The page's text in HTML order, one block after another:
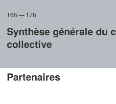
16h — 17h
Synthèse générale du
collective
Partenaires